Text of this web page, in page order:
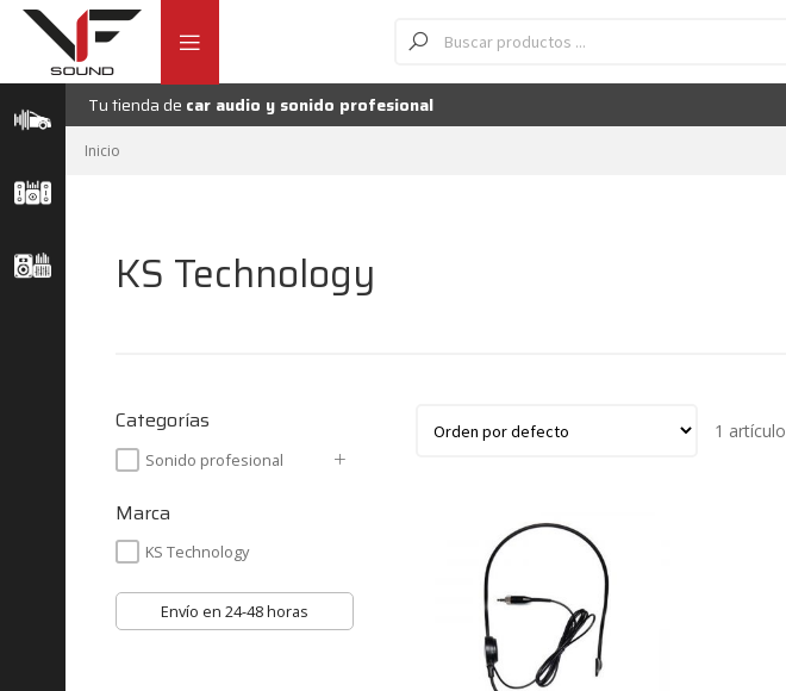
Ir
navegación
Ir
contenido
de
productos
Tu tienda de car audio y sonido profesional
Inicio
KS Technology
1 artículo
Categorías
Sonido profesional
Marca
KS Technology
Envío en 24-48 horas